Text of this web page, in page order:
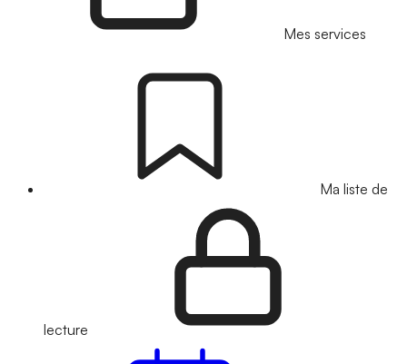
Mes services
Ma liste de
lecture